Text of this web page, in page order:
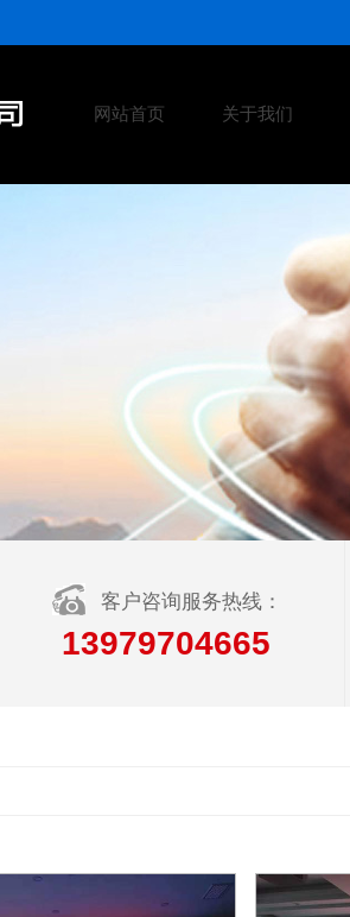
网站首页 关于我们
客户咨询服务热线：
13979704665